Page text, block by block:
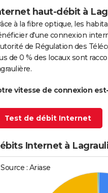
haut-débit à
à la fibre optique, les
d'une connexion
de Régulation des
de 0 % des locaux sont
vitesse de connexion
Test de débit Internet
Internet à
Source : Ariase